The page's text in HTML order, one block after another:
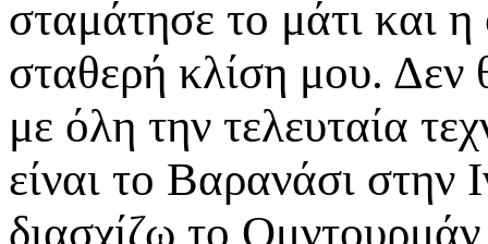
σταμάτησε το μάτι και
σταθερή κλίση μου. Δεν
με όλη την τελευταία
είναι το Βαρανάσι στην
διασχίζω το